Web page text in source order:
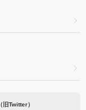
旧Twitter）